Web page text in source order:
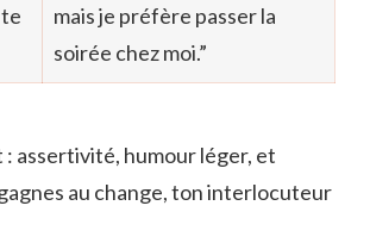
mais je préfère passer la
soirée chez moi.”
: assertivité, humour léger, et
au change, ton interlocuteur